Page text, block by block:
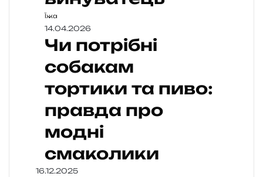
Їжа
14.04.2026
Чи потрібні
собакам
тортики та пиво:
правда про
модні
смаколики
16.12.2025